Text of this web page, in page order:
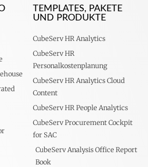
TEMPLATES, PAKETE
UND PRODUKTE
CubeServ HR Analytics
CubeServ HR
Personalkostenplanung
CubeServ HR Analytics Cloud
Content
CubeServ HR People Analytics
CubeServ Procurement Cockpit
for SAC
CubeServ Analysis Office Report
Book